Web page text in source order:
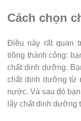
Cách chọn
Điều này rất quan
trồng thành công:
chất dinh dưỡng.
chất dinh dưỡng từ
nước. Và sau đó
lấy chất dinh dưỡng